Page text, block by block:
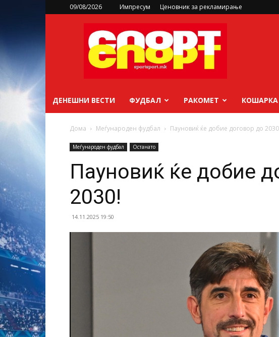
09/08/2026 Импресум Ценовник за рекламирање
sportsport.mk
ДЕНЕШНИ ВЕСТИ ФУДБАЛ РАКОМЕТ КОШАРКА
Дома Меѓународен фудбал Пауновиќ ќе добие договор до
Меѓународен фудбал Останато
Пауновиќ ќе добие
2030!
14.11.2025 19:50